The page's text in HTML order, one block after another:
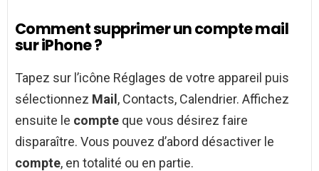
Comment supprimer un compte mail
sur iPhone ?
Tapez sur l’icône Réglages de votre appareil puis
sélectionnez Mail , Contacts, Calendrier. Affichez
ensuite le compte que vous désirez faire
disparaître. Vous pouvez d’abord désactiver le
compte, en totalité ou en partie.